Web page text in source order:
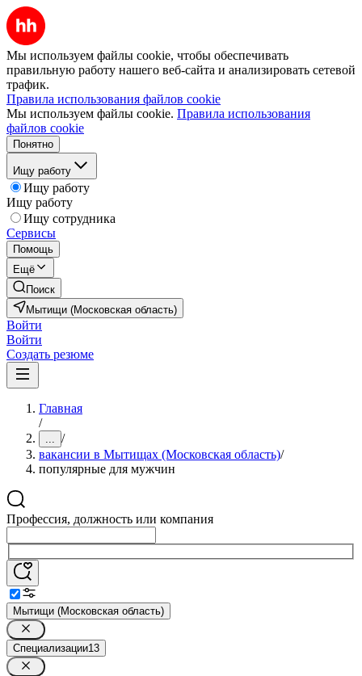
Мы используем файлы cookie, чтобы обеспечивать
правильную работу нашего веб-сайта и анализировать сетевой
трафик.
Правила использования файлов cookie
Мы используем файлы cookie. Правила использования
файлов cookie
Понятно
Ищу работу
Ищу работу
Ищу работу
Ищу сотрудника
Сервисы
Помощь
Ещё
Поиск
Мытищи (Московская область)
Войти
Войти
Создать резюме
Главная
/
... /
вакансии в Мытищах (Московская область)/
популярные для мужчин
Профессия, должность или компания
Мытищи (Московская область)
Специализации13